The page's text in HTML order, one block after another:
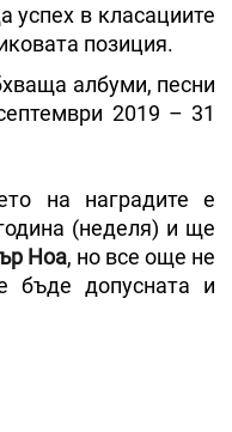
успех в класациите
позиция.
албуми, песни
2019 – 31
на наградите е
(неделя) и ще
Ноа, но все още не
бъде допусната и